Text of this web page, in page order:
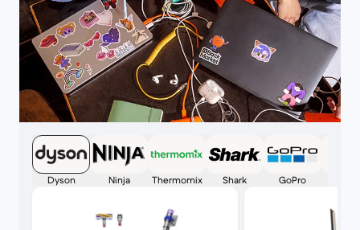
Dyson Ninja Thermomix Shark GoPro